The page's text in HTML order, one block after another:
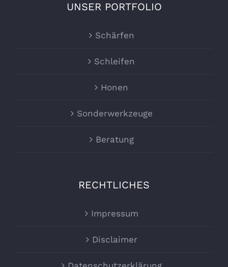
UNSER PORTFOLIO
Schärfen
Schleifen
Honen
Sonderwerkzeuge
Beratung
RECHTLICHES
Impressum
Disclaimer